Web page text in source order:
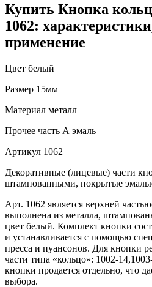
Купить Кнопка
1062:
применение
Цвет белый
Размер 15мм
Материал металл
Прочее часть А эмаль
Артикул 1062
Декоративные (лицевые) части
штампованными, покрытые
Арт. 1062 является верхней
выполнена из металла,
цвет белый. Комплект кнопки
и устанавливается с помощью
пресса и пуансонов. Для кнопки
части типа «кольцо»: 1002-
кнопки продается отдельно, что
выбора.